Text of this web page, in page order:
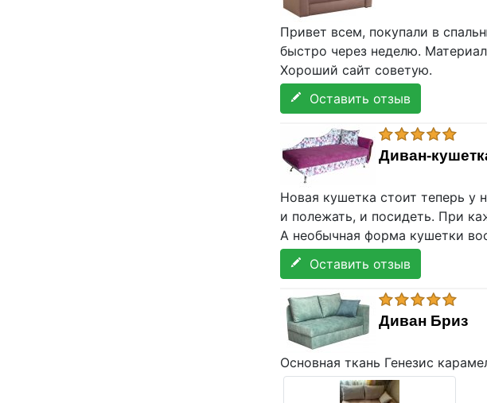
Привет всем, покупали в
быстро через неделю.
Хороший сайт советую.
Оставить отзыв
Диван-
Новая кушетка стоит теперь у
и полежать, и посидеть. При
А необычная форма кушетки
Оставить отзыв
Диван Бриз
Основная ткань Генезис